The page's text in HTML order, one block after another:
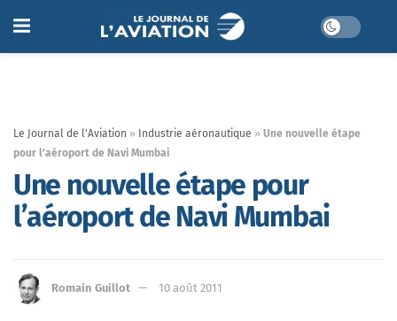
Le Journal de l'Aviation » Industrie aéronautique » Une nouvelle étape
pour l’aéroport de Navi Mumbai
Une nouvelle étape pour
l’aéroport de Navi Mumbai
Romain Guillot 10 août 2011